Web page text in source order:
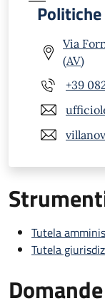
Via
(AV)
+39
Tutela
Tutela